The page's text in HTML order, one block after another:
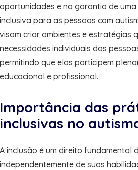
oportunidades e na garantia de uma
inclusiva para as pessoas com
visam criar ambientes e estratégias
necessidades individuais das
permitindo que elas participem
educacional e profissional.
Importância das
inclusivas no
A inclusão é um direito fundamental
independentemente de suas